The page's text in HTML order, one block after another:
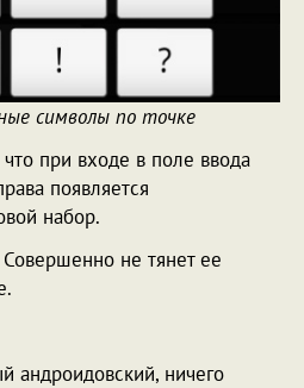
символы по точке
при входе в поле ввода
появляется
набор.
не тянет ее
андроидовский, ничего